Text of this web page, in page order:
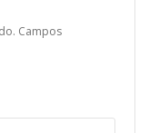
Campos